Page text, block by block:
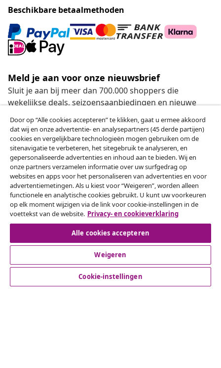
Beschikbare betaalmethoden
Meld je aan voor onze nieuwsbrief
Sluit je aan bij meer dan 700.000 shoppers die
wekelijkse deals, seizoensaanbiedingen en nieuwe
Onze sociale media
Herroeping van de overeenkomst
Een annulering voor je bestelling indienen
Herroeping van de overeenkomst
Klantenservice
Door op “Alle cookies accepteren” te klikken, gaat u ermee akkoord
dat wij en onze advertentie- en analysepartners (45 derde partijen)
cookies en vergelijkbare technologieën mogen gebruiken om de
sitenavigatie te verbeteren, het sitegebruik te analyseren, en
gepersonaliseerde advertenties en inhoud aan te bieden. Wij en
onze partners verzamelen informatie over uw surfgedrag op
websites en apps voor het personaliseren van advertenties en voor
advertentiemetingen. Als u kiest voor “Weigeren”, worden alleen
functionele en analytische cookies gebruikt. U kunt uw voorkeuren
op elk moment wijzigen via de link voor cookie-instellingen in de
voettekst van de website. Privacy- en cookieverklaring
Alle cookies accepteren
Weigeren
Cookie-instellingen